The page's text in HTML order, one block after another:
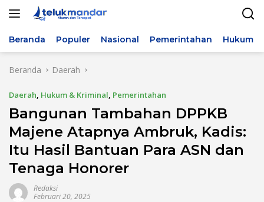
Beranda Populer Nasional Pemerintahan Hukum
Beranda Daerah
Daerah, Hukum & Kriminal, Pemerintahan
Bangunan Tambahan DPPKB
Majene Atapnya Ambruk, Kadis:
Itu Hasil Bantuan Para ASN dan
Tenaga Honorer
Redaksi
Februari 20, 2025